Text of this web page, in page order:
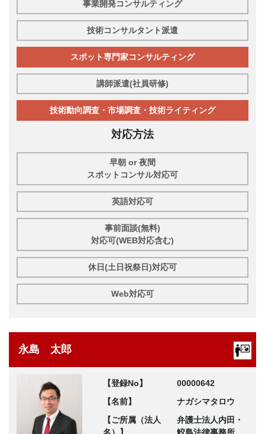
事業開発コンサルティング
技術コンサルタント派遣
スポット専門家コンサルティング
講師派遣(社員研修)
技術動向調査・市場調査・技術ライティング
対応方法
早朝 or 夜間
スポットコンサル対応可
英語対応可
事前面談(無料)
対応可(WEB対応含む)
休日(土日祝祭日)対応可
Web対応可
永島 太郎
【登録No】
00000642
【名前】
ナガシマタロウ
【ご所属（法人
弁護士法人内田・